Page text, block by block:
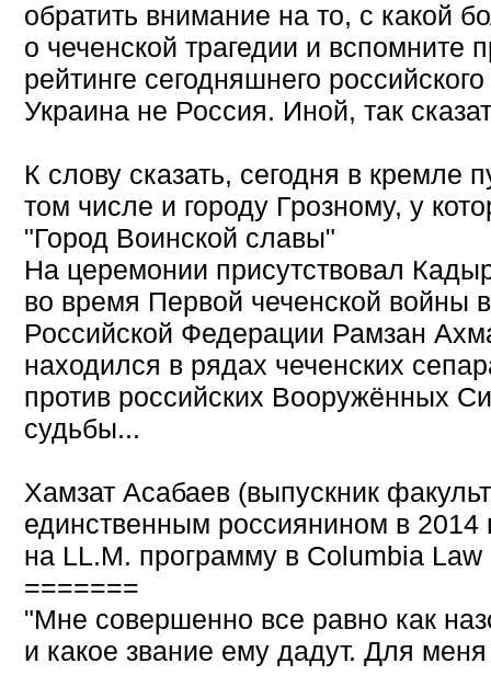
обратить внимание на то, с какой
о чеченской трагедии и вспомните
рейтинге сегодняшнего
Украина не Россия. Иной, так
К слову сказать, сегодня в кремле
том числе и городу Грозному, у
"Город Воинской славы"
На церемонии присутствовал
во время Первой чеченской войны
Российской Федерации Рамзан
находился в рядах чеченских
против российских Вооружённых
судьбы...
Хамзат Асабаев (выпускник
единственным россиянином в 2014
на LL.M. программу в Columbia Law
=======
"Мне совершенно все равно как
и какое звание ему дадут. Для